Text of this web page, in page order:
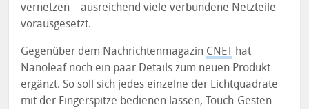
vernetzen – ausreichend viele verbundene Netzteile
vorausgesetzt.
Gegenüber dem Nachrichtenmagazin CNEThat
Nanoleaf noch ein paar Details zum neuen Produkt
ergänzt. So soll sich jedes einzelne der Lichtquadrate
mit der Fingerspitze bedienen lassen, Touch-Gesten